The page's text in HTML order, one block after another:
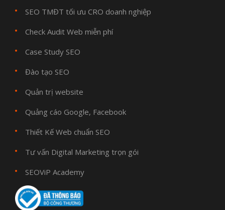
SEO TMĐT tối ưu CRO doanh nghiệp
Check Audit Web miễn phí
Case Study SEO
Đào tạo SEO
Quản trị website
Quảng cáo Google, Facebook
Thiết Kế Web chuẩn SEO
Tư vấn Digital Marketing trọn gói
SEOViP Academy